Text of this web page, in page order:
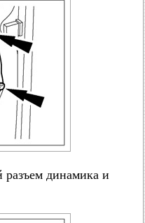
разъем динамика и